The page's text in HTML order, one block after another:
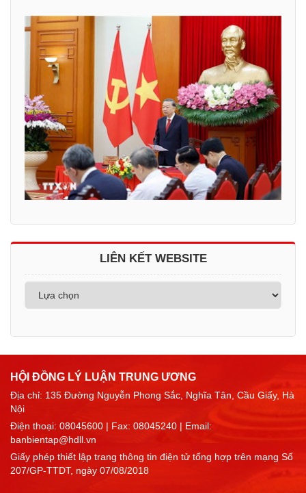
LIÊN KẾT WEBSITE
HỘI ĐỒNG LÝ LUẬN TRUNG ƯƠNG
Địa chỉ: 135 Đường Nguyễn Phong Sắc, Nghĩa Tân, Cầu Giấy, Hà
Nội
Điện thoại: 08045600 | Fax: 08045240 | Email:
banbientap@hdll.vn
Giấy phép thiết lập trang thông tin điện tử tổng hợp trên mạng Số
207/GP-TTDT, ngày 07/08/2018